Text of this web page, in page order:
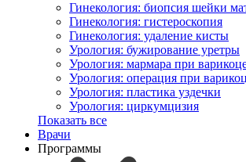
Гинекология: биопсия шейки
Гинекология: гистероскопия
Гинекология: удаление кисты
Урология: бужирование уретры
Урология: мармара при
Урология: операция при
Урология: пластика уздечки
Урология: циркумцизия
Показать все
Врачи
Программы